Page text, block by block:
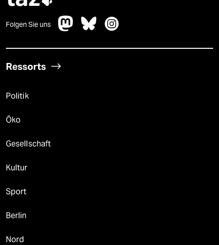
Folgen Sie uns
Ressorts
Politik
Öko
Gesellschaft
Kultur
Sport
Berlin
Nord